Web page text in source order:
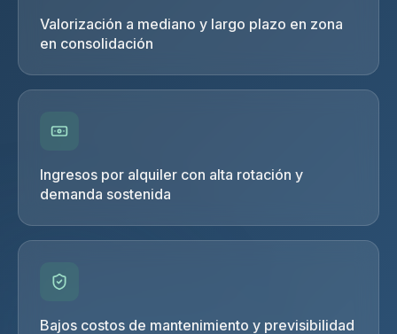
Valorización a mediano y largo plazo en zona
en consolidación
Ingresos por alquiler con alta rotación y
demanda sostenida
Bajos costos de mantenimiento y previsibilidad